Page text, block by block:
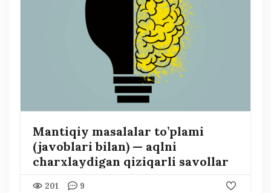
Mantiqiy masalalar to’plami
(javoblari bilan) — aqlni
charxlaydigan qiziqarli savollar
201 9